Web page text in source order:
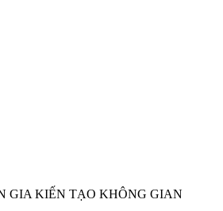
GIA KIẾN TẠO KHÔNG GIAN